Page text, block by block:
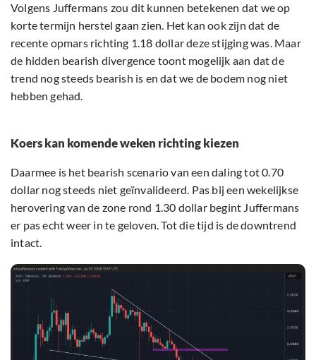
Volgens Juffermans zou dit kunnen betekenen dat we op
korte termijn herstel gaan zien. Het kan ook zijn dat de
recente opmars richting 1.18 dollar deze stijging was. Maar
de hidden bearish divergence toont mogelijk aan dat de
trend nog steeds bearish is en dat we de bodem nog niet
hebben gehad.
Koers kan komende weken richting kiezen
Daarmee is het bearish scenario van een daling tot 0.70
dollar nog steeds niet geïnvalideerd. Pas bij een wekelijkse
herovering van de zone rond 1.30 dollar begint Juffermans
er pas echt weer in te geloven. Tot die tijd is de downtrend
intact.